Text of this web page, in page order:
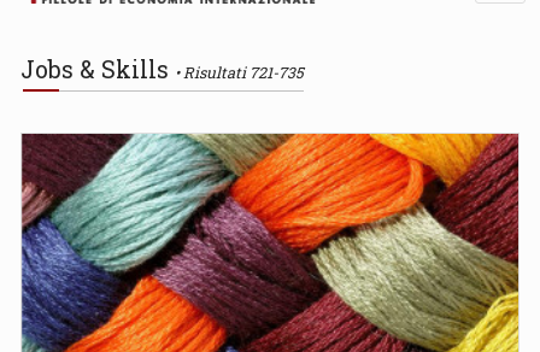
Jobs & Skills Risultati 721-735